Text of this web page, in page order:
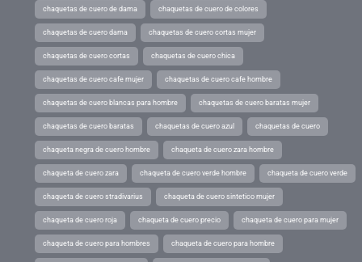
chaquetas de cuero de dama chaquetas de cuero de colores
chaquetas de cuero dama chaquetas de cuero cortas mujer
chaquetas de cuero cortas chaquetas de cuero chica
chaquetas de cuero cafe mujer chaquetas de cuero cafe hombre
chaquetas de cuero blancas para hombre chaquetas de cuero baratas mujer
chaquetas de cuero baratas chaquetas de cuero azul chaquetas de cuero
chaqueta negra de cuero hombre chaqueta de cuero zara hombre
chaqueta de cuero zara chaqueta de cuero verde hombre chaqueta de cuero verde
chaqueta de cuero stradivarius chaqueta de cuero sintetico mujer
chaqueta de cuero roja chaqueta de cuero precio chaqueta de cuero para mujer
chaqueta de cuero para hombres chaqueta de cuero para hombre